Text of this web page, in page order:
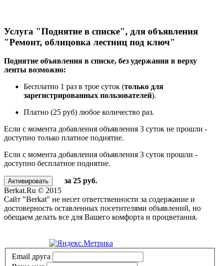
Услуга "Поднятие в списке", для объявления
"Ремонт, облицовка лестниц под ключ"
Поднятие объявления в списке, без удержания в верху
ленты возможно:
Бесплатно 1 раз в трое суток (только для
зарегистрированных пользователей).
Платно (25 руб) любое количество раз.
Если с момента добавления объявления 3 суток не прошли -
доступно только платное поднятие.
Если с момента добавления объявления 3 суток прошли -
доступно бесплатное поднятие.
за 25 руб.
Berkat.Ru © 2015
Сайт "Berkat" не несет ответственности за содержание и
достоверность оставленных посетителями объявлений, но
обещаем делать все для Вашего комфорта и процветания.
Email друга